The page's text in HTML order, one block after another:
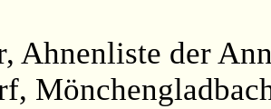
Ahnenliste der